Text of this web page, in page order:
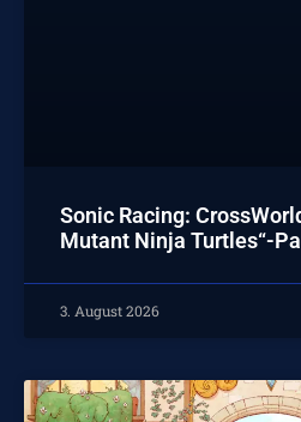
Sonic Racing:
Mutant Ninja Turtles“-
3. August 2026